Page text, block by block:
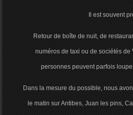
Il est souvent
Retour de boîte de nuit, de
numéros de taxi ou de sociétés
personnes peuvent parfois
Dans la mesure du possible, nous
le matin sur Antibes, Juan les pins,